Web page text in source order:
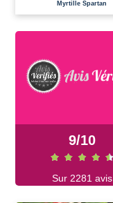
Myrtille Spartan
9/10
Sur 2281 avis